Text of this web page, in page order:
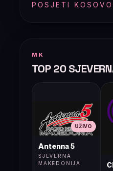
POSJETI KOSOVO
MK
TOP 20
UŽIVO
Antenna 5
SJEVERNA
MAKEDONIJA